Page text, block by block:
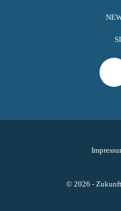
© 2026 -